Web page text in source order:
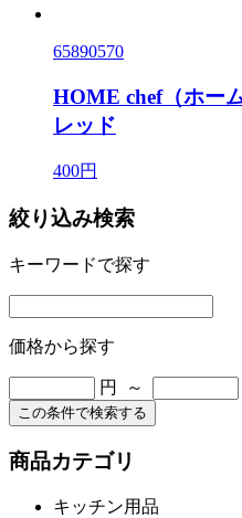
65890570
HOME chef（ホー
レッド
400円
絞り込み検索
キーワードで探す
価格から探す
円 ～
この条件で検索する
商品カテゴリ
キッチン用品